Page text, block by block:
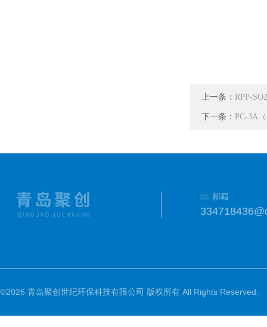
上一条： RPP-
下一条： PC-3A
邮箱
©2026 青岛聚创世纪环保科技有限公司 版权所有 All Rights Reserved.